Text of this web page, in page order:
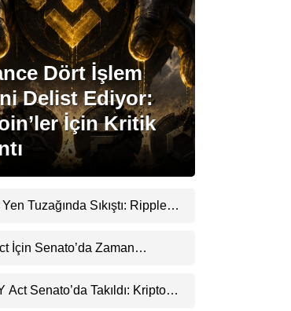
Facebook
Instagram
TikTok
LinkedIn
Dört İşlem
Delist Ediyor:
İçin Kritik
Tuzağında Sıkıştı: Ripple
İçin Senato’da Zaman
Act Senato’da Takıldı: Kripto